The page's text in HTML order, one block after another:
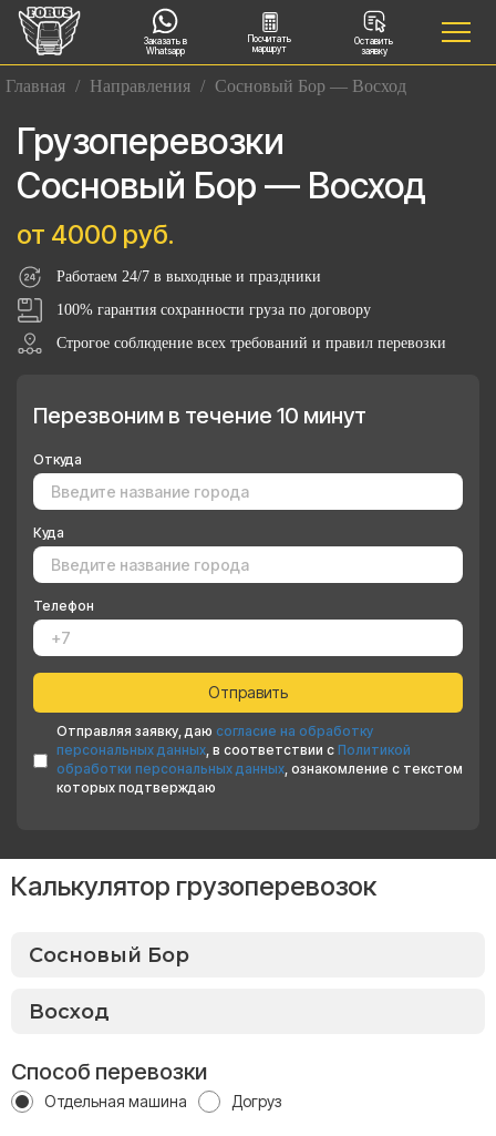
Заказать в
Whatsapp
Посчитать
маршрут
Оставить
заявку
Главная / Направления / Сосновый Бор — Восход
Грузоперевозки
Сосновый Бор — Восход
от 4000 руб.
Работаем 24/7 в выходные и праздники
100% гарантия сохранности груза по договору
Строгое соблюдение всех требований и правил перевозки
Перезвоним в течение 10 минут
Откуда
Куда
Телефон
Отправляя заявку, даю согласие на обработку
персональных данных, в соответствии с Политикой
обработки персональных данных, ознакомление с текстом
которых подтверждаю
Калькулятор грузоперевозок
Способ перевозки
Отдельная машина Догруз